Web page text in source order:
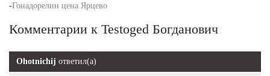
-Гонадорелин цена Ярцево
Комментарии к Testoged Богданович
Ohotnichij ответил(а)